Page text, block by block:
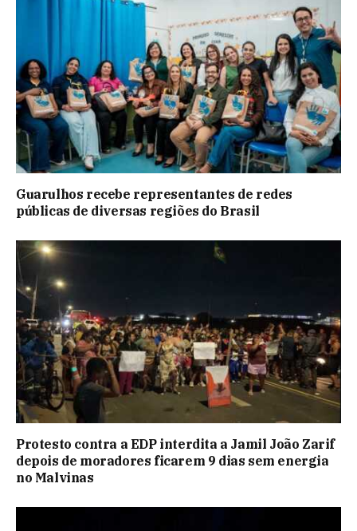
Guarulhos recebe representantes de redes
públicas de diversas regiões do Brasil
Protesto contra a EDP interdita a Jamil João Zarif
depois de moradores ficarem 9 dias sem energia
no Malvinas